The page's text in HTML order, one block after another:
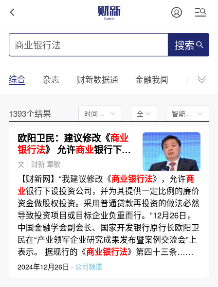
搜索
综合 杂志 财新数据通 金融我闻 财新
1393个结果 时间不限 全文 智能排序
欧阳卫民：建议修改《商业
银行法》 允许商业银行下设
投资公司做股权投资
文｜财新 覃敏
【财新网】“我建议修改《商业银行法》，允许商
业银行下设投资公司，并为其提供一定比例的廉价
资金做股权投资。采用普通贷款再投资的做法必然
导致投资项目或目标企业负重而行。”12月26日，
中国金融学会副会长、国家开发银行原行长欧阳卫
民在“产业领军企业研究成果发布暨案例交流会”上
表示。 据现行的《商业银行法》第四十三条……
2024年12月26日 · 公司频道